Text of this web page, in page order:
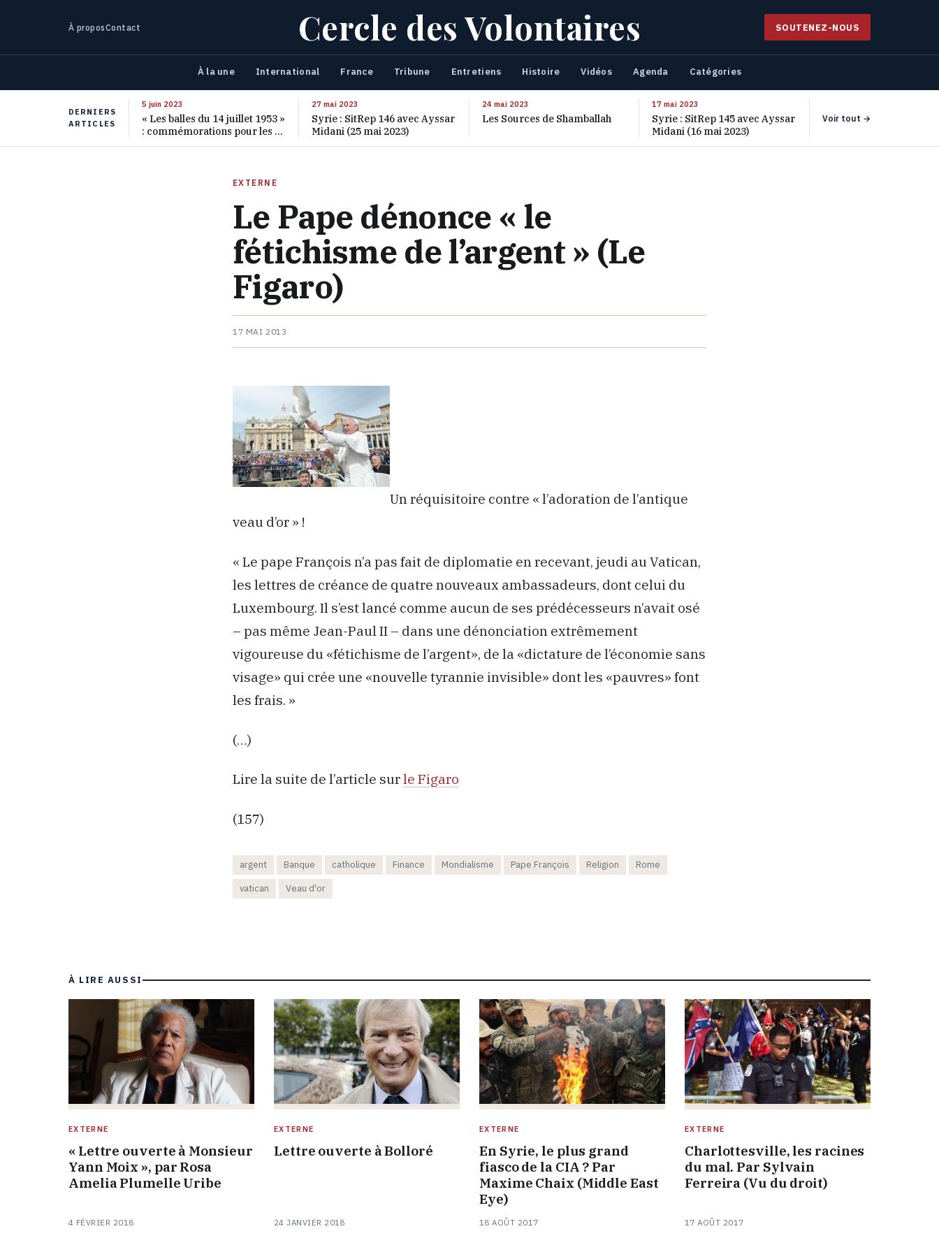
À proposContact Cercle des Volontaires SOUTENEZ-NOUS
À la une International France Tribune Entretiens Histoire Vidéos Agenda Catégories
DERNIERS
ARTICLES
5 juin 2023
« Les balles du 14 juillet 1953 »
: commémorations pour les 70
ans de ce massacre oublié
27 mai 2023
Syrie : SitRep 146 avec Ayssar
Midani (25 mai 2023)
24 mai 2023
Les Sources de Shamballah
17 mai 2023
Syrie : SitRep 145 avec Ayssar
Midani (16 mai 2023)
Voir tout →
EXTERNE
Le Pape dénonce « le
fétichisme de l’argent » (Le
Figaro)
17 MAI 2013
Un réquisitoire contre « l’adoration de l’antique
veau d’or » !
« Le pape François n’a pas fait de diplomatie en recevant, jeudi au Vatican,
les lettres de créance de quatre nouveaux ambassadeurs, dont celui du
Luxembourg. Il s’est lancé comme aucun de ses prédécesseurs n’avait osé
– pas même Jean-Paul II – dans une dénonciation extrêmement
vigoureuse du «fétichisme de l’argent», de la «dictature de l’économie sans
visage» qui crée une «nouvelle tyrannie invisible» dont les «pauvres» font
les frais. »
(…)
Lire la suite de l’article surle Figaro
(157)
argent Banque catholique Finance Mondialisme Pape François Religion
Rome
vatican
Veau d'or
À LIRE AUSSI
EXTERNE
« Lettre ouverte à Monsieur
Yann Moix », par Rosa
Amelia Plumelle Uribe
4 FÉVRIER 2018
EXTERNE
Lettre ouverte à Bolloré
24 JANVIER 2018
EXTERNE
En Syrie, le plus grand
fiasco de la CIA ? Par
Maxime Chaix (Middle East
Eye)
18 AOÛT 2017
EXTERNE
Charlottesville, les racines
du mal. Par Sylvain
Ferreira (Vu du droit)
17 AOÛT 2017